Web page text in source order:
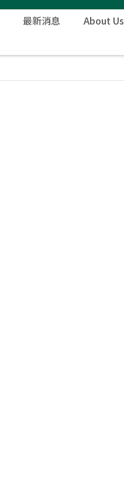
最新消息
About Us